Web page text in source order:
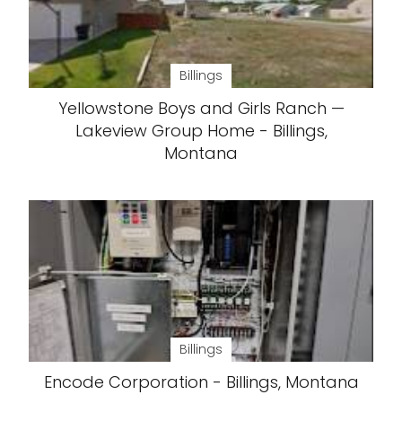
Billings
Yellowstone Boys and Girls Ranch —
Lakeview Group Home - Billings,
Montana
Billings
Encode Corporation - Billings, Montana